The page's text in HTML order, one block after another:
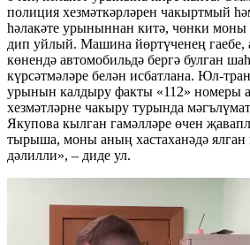
полиция хезмәткәрләрен чакыртмый
һәлакәте урыныннан китә, чөнки моны
дип уйлый. Машина йөртүченең гаебе,
көнендә автомобильдә бергә булган
күрсәтмәләре белән исбатлана. Юл-
урынын калдыру факты «112» номеры
хезмәтләрне чакыру турында
Якупова кылган гамәлләре өчен
тырыша, моны аның хастаханәдә ялган
дәлилли», – диде ул.